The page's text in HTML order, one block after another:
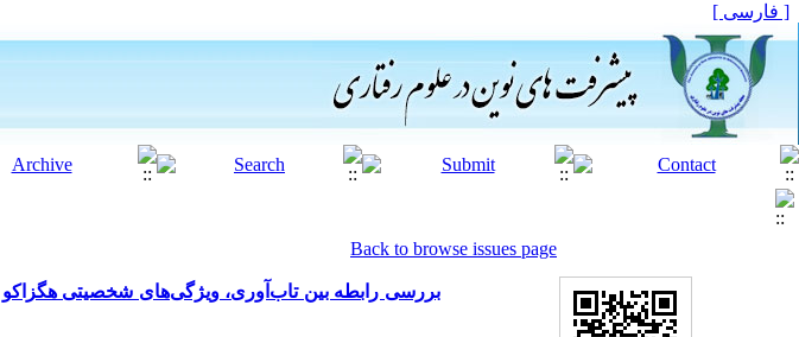
[ فارسی ]
Back to browse issues page
بررسی رابطه بین تاب‌آوری، ویژگی‌های شخصیتی هگزاکو